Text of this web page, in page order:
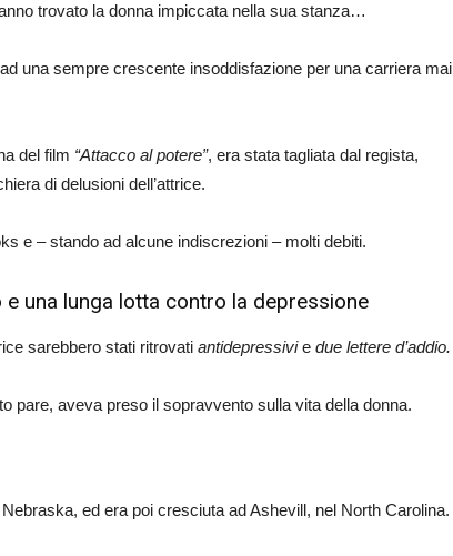
trovato la donna impiccata nella sua stanza…
una sempre crescente insoddisfazione per una carriera mai
del film “Attacco al potere”, era stata tagliata dal regista,
di delusioni dell’attrice.
e – stando ad alcune indiscrezioni – molti debiti.
e una lunga lotta contro la depressione
sarebbero stati ritrovati antidepressivie due lettere d’addio.
pare, aveva preso il sopravvento sulla vita della donna.
ed era poi cresciuta ad Ashevill, nel North Carolina.